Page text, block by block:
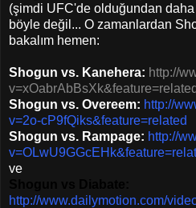
(şimdi UFC'de olduğundan
böyle değil... O zamanlardan
bakalım hemen:
Shogun vs. Kanehera: http://
v=xOabrAbBsXk&feature=related
Shogun vs. Overeem: http://
v=2o-cP9fQiks&feature=related
Shogun vs. Rampage: http://
ve
http://www.dailymotion.com/